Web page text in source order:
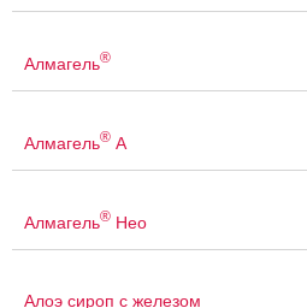
Алмагель®
Алмагель® А
Алмагель® Нео
Алоэ сироп с железом